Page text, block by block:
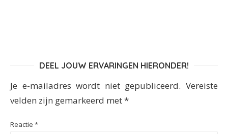
DEEL JOUW ERVARINGEN HIERONDER!
Je e-mailadres wordt niet gepubliceerd. Vereiste
velden zijn gemarkeerd met*
Reactie *